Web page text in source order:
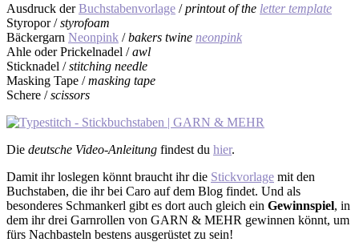
Ausdruck derBuchstabenvorlage /printout of the letter template
Styropor /styrofoam
Bäckergarn Neonpink /bakers twine neonpink
Ahle oder Prickelnadel /awl
Sticknadel /stitching needle
Masking Tape /masking tape
Schere /scissors
Die deutsche Video-Anleitung findest du hier.
Damit ihr loslegen könnt braucht ihr die Stickvorlage mit den
Buchstaben, die ihr bei Caro auf dem Blog findet. Und als
besonderes Schmankerl gibt es dort auch gleich ein Gewinnspiel, in
dem ihr drei Garnrollen von GARN & MEHR gewinnen könnt, um
fürs Nachbasteln bestens ausgerüstet zu sein!